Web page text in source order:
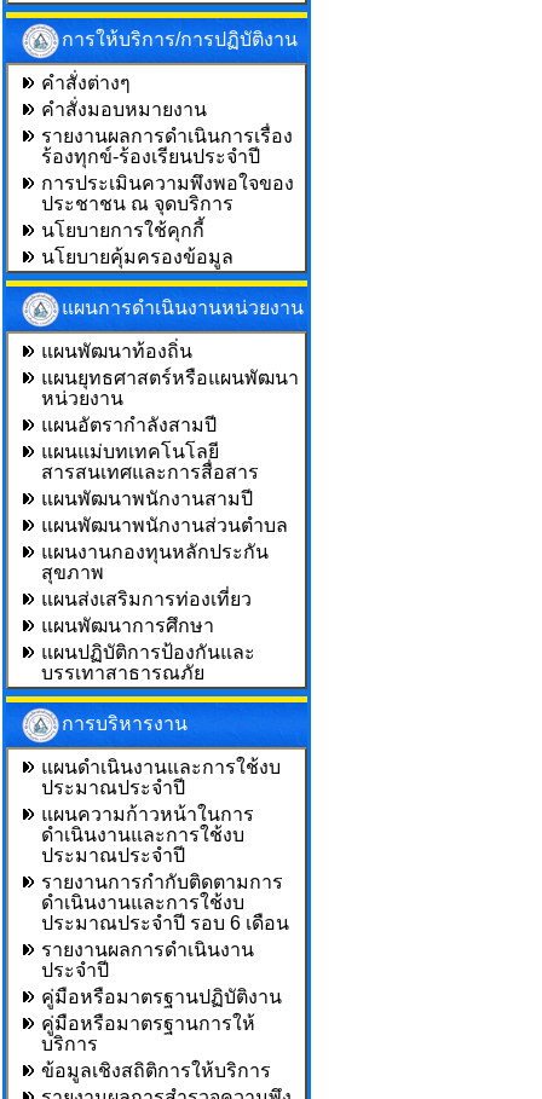
การให้บริการ/การปฏิบัติงาน
คำสั่งต่างๆ
คำสั่งมอบหมายงาน
รายงานผลการดำเนินการเรื่อง
ร้องทุกข์-ร้องเรียนประจำปี
การประเมินความพึงพอใจของ
ประชาชน ณ จุดบริการ
นโยบายการใช้คุกกี้
นโยบายคุ้มครองข้อมูล
แผนการดำเนินงานหน่วยงาน
แผนพัฒนาท้องถิ่น
แผนยุทธศาสตร์หรือแผนพัฒนา
หน่วยงาน
แผนอัตรากำลังสามปี
แผนแม่บทเทคโนโลยี
สารสนเทศและการสื่อสาร
แผนพัฒนาพนักงานสามปี
แผนพัฒนาพนักงานส่วนตำบล
แผนงานกองทุนหลักประกัน
สุขภาพ
แผนส่งเสริมการท่องเที่ยว
แผนพัฒนาการศึกษา
แผนปฏิบัติการป้องกันและ
บรรเทาสาธารณภัย
การบริหารงาน
แผนดำเนินงานและการใช้งบ
ประมาณประจำปี
แผนความก้าวหน้าในการ
ดำเนินงานและการใช้งบ
ประมาณประจำปี
รายงานการกำกับติดตามการ
ดำเนินงานและการใช้งบ
ประมาณประจำปี รอบ 6 เดือน
รายงานผลการดำเนินงาน
ประจำปี
คู่มือหรือมาตรฐานปฏิบัติงาน
คู่มือหรือมาตรฐานการให้
บริการ
ข้อมูลเชิงสถิติการให้บริการ